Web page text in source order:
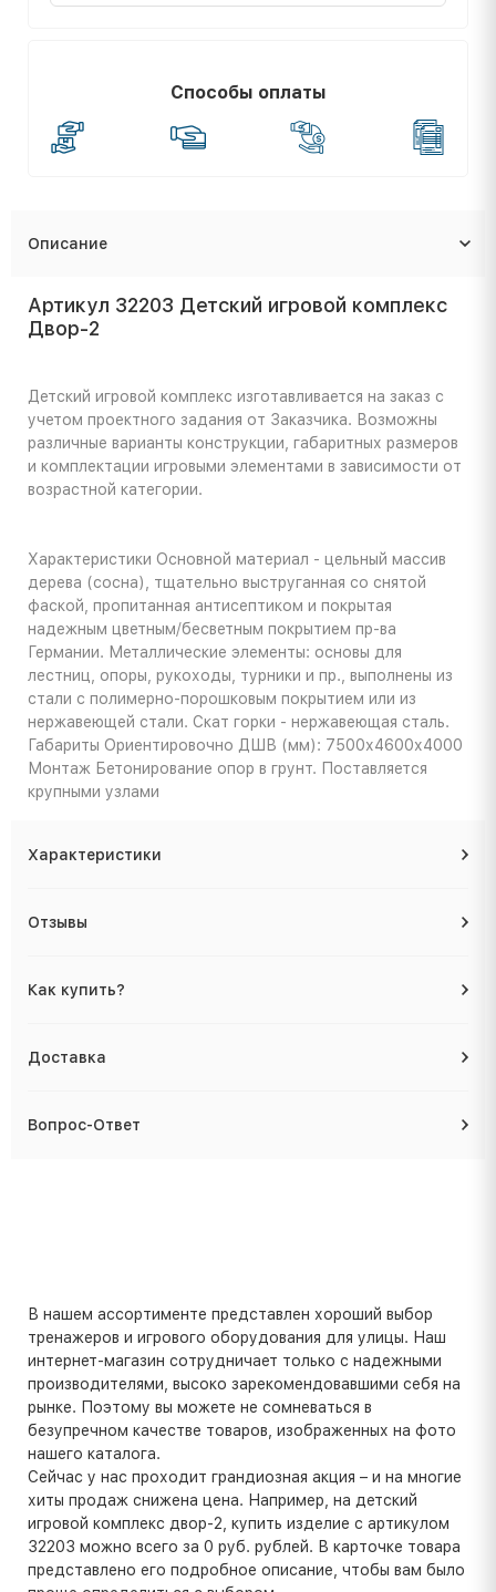
Способы оплаты
Описание
Артикул 32203 Детский игровой комплекс
Двор-2
Детский игровой комплекс изготавливается на заказ с
учетом проектного задания от Заказчика. Возможны
различные варианты конструкции, габаритных размеров
и комплектации игровыми элементами в зависимости от
возрастной категории.
Характеристики Основной материал - цельный массив
дерева (сосна), тщательно выструганная со снятой
фаской, пропитанная антисептиком и покрытая
надежным цветным/бесветным покрытием пр-ва
Германии. Металлические элементы: основы для
лестниц, опоры, рукоходы, турники и пр., выполнены из
стали с полимерно-порошковым покрытием или из
нержавеющей стали. Скат горки - нержавеющая сталь.
Габариты Ориентировочно ДШВ (мм): 7500х4600х4000
Монтаж Бетонирование опор в грунт. Поставляется
крупными узлами
Характеристики
Отзывы
Как купить?
Доставка
Вопрос-Ответ
В нашем ассортименте представлен хороший выбор
тренажеров и игрового оборудования для улицы. Наш
интернет-магазин сотрудничает только с надежными
производителями, высоко зарекомендовавшими себя на
рынке. Поэтому вы можете не сомневаться в
безупречном качестве товаров, изображенных на фото
нашего каталога.
Сейчас у нас проходит грандиозная акция – и на многие
хиты продаж снижена цена. Например, на детский
игровой комплекс двор-2, купить изделие с артикулом
32203 можно всего за 0 руб. рублей. В карточке товара
представлено его подробное описание, чтобы вам было